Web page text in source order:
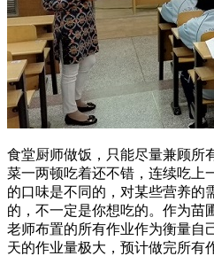
食堂厨师做饭，只能尽量兼顾所
菜一两顿吃着还不错，连续吃上
的口味是不同的，对某些营养的
的，不一定是你想吃的。作为苗
老师布置的所有作业作为衡量自
天的作业量极大，预计做完所有